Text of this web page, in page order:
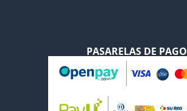
PASARELAS DE PAGO